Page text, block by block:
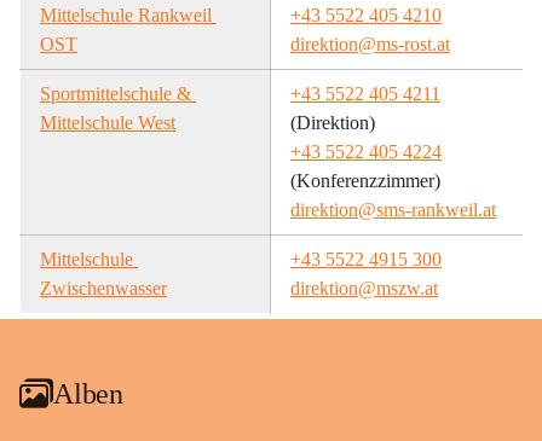
Mittelschule Rankweil
OST
+43 5522 405 4210
direktion@ms-rost.at
Sportmittelschule &
Mittelschule West
+43 5522 405 4211
(Direktion)
+43 5522 405 4224
(Konferenzzimmer)
direktion@sms-rankweil.at
Mittelschule
Zwischenwasser
+43 5522 4915 300
direktion@mszw.at
Alben